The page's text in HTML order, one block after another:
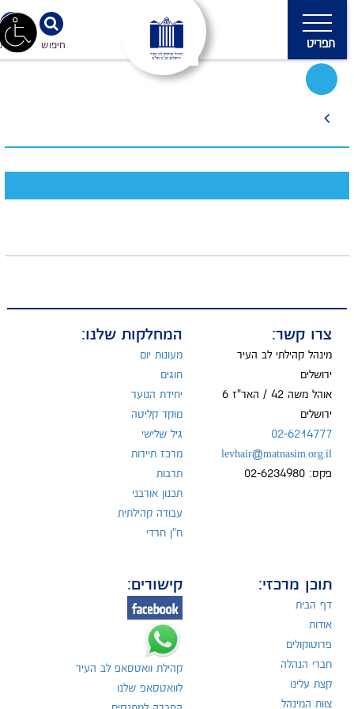
תפריט נגישות חיפוש
צרו קשר:
מינהל קהילתי לב העיר
ירושלים
אוהל משה 42 / האר"ז 6
ירושלים
02-6214777
levhair@matnasim.org.il
פקס: 02-6234980
המחלקות שלנו:
מעונות יום
חוגים
יחידת הנוער
מוקד קליטה
גיל שלישי
מרכז תיירות
תרבות
תכנון אורבני
עבודה קהילתית
ח"ן חרדי
תוכן מרכזי:
דף הבית
אודות
פרוטוקולים
חברי הנהלה
קצת עלינו
צוות המינהל
קישורים:
קהילת וואטסאפ לב העיר
לוואטסאפ שלנו